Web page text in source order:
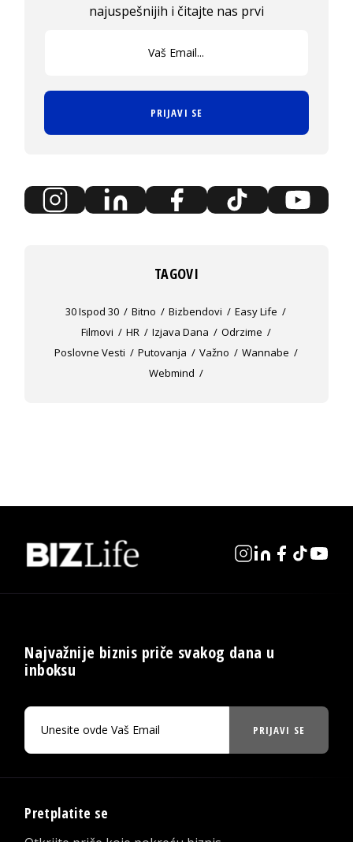
najuspešnijih i čitajte nas prvi
PRIJAVI SE
TAGOVI
30 Ispod 30 Bitno Bizbendovi
Easy Life
Filmovi
HR Izjava Dana
Odrzime
Poslovne Vesti
Putovanja Važno
Wannabe
Webmind
Najvažnije biznis priče svakog dana u
inboksu
PRIJAVI SE
Pretplatite se